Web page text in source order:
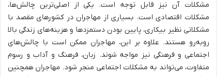
مشکلات آن نیز قابل توجه است. یکی از اصلی‌ترین چالش‌ها،
مشکلات اقتصادی است. بسیاری از مهاجران در کشورهای مقصد با
مشکلاتی نظیر بیکاری، پایین بودن دستمزدها و هزینه‌های زندگی بالا
روبه‌رو هستند. علاوه بر این، مهاجران ممکن است با چالش‌های
اجتماعی و فرهنگی نیز مواجه شوند. زبان، فرهنگ و آداب و رسوم
متفاوت، می‌تواند به مشکلات اجتماعی منجر شود. مهاجران همچنین